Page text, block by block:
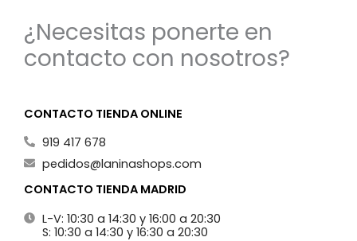
¿Necesitas ponerte en
contacto con nosotros?
CONTACTO TIENDA ONLINE
919 417 678
pedidos@laninashops.com
CONTACTO TIENDA MADRID
L-V: 10:30 a 14:30 y 16:00 a 20:30
S: 10:30 a 14:30 y 16:30 a 20:30